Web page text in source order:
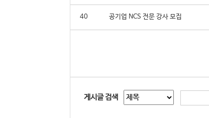
40 공기업 NCS 전문 강사 모집
게시글 검색